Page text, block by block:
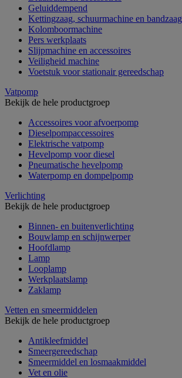
Geluiddempend
Kettingzaag, schuurmachine en bandzaag
Kolomboormachine
Pers werkplaats
Slijpmachine en accessoires
Veiligheid machine
Voetstuk voor stationair gereedschap
Vatpomp
Bekijk de hele productgroep
Accessoires voor afvoerpomp
Dieselpompaccessoires
Elektrische vatpomp
Hevelpomp voor diesel
Pneumatische hevelpomp
Waterpomp en dompelpomp
Verlichting
Bekijk de hele productgroep
Binnen- en buitenverlichting
Bouwlamp en schijnwerper
Hoofdlamp
Lamp
Looplamp
Werkplaatslamp
Zaklamp
Vetten en smeermiddelen
Bekijk de hele productgroep
Antikleefmiddel
Smeergereedschap
Smeermiddel en losmaakmiddel
Vet en olie